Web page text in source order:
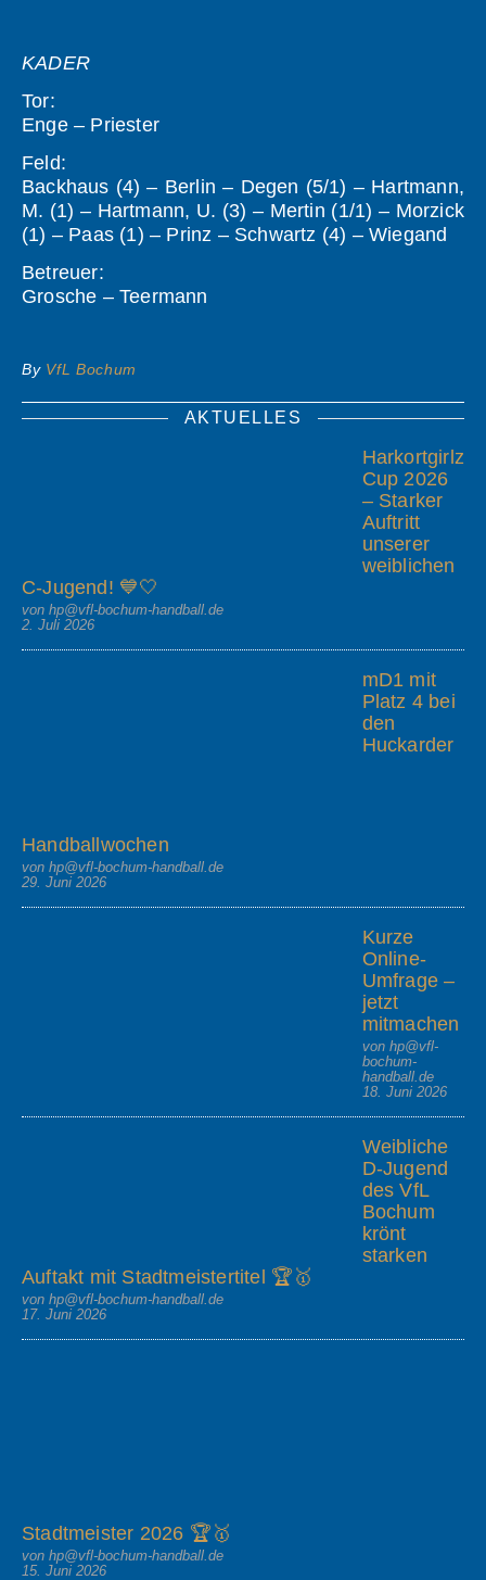
KADER
Tor:
Enge – Priester
Feld:
Backhaus (4) – Berlin – Degen (5/1) – Hartmann,
M. (1) – Hartmann, U. (3) – Mertin (1/1) – Morzick
(1) – Paas (1) – Prinz – Schwartz (4) – Wiegand
Betreuer:
Grosche – Teermann
By VfL Bochum
AKTUELLES
Harkortgirlz
Cup 2026
– Starker
Auftritt
unserer
weiblichen
C-Jugend! 💙🤍
von hp@vfl-bochum-handball.de
2. Juli 2026
mD1 mit
Platz 4 bei
den
Huckarder
Handballwochen
von hp@vfl-bochum-handball.de
29. Juni 2026
Kurze
Online-
Umfrage –
jetzt
mitmachen
von hp@vfl-
bochum-
handball.de
18. Juni 2026
Weibliche
D-Jugend
des VfL
Bochum
krönt
starken
Auftakt mit Stadtmeistertitel 🏆🥇
von hp@vfl-bochum-handball.de
17. Juni 2026
Stadtmeister 2026 🏆🥇
von hp@vfl-bochum-handball.de
15. Juni 2026